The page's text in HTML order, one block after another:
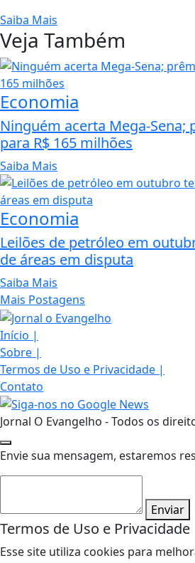
Saiba Mais
Veja Também
Economia
Ninguém acerta Mega-Sena;
para R$ 165 milhões
Saiba Mais
Economia
Leilões de petróleo em
de áreas em disputa
Saiba Mais
Mais Postagens
Início |
Sobre |
Termos de Uso e Privacidade |
Contato
Jornal O Evangelho - Todos os
Envie sua mensagem, estaremos
Enviar
Termos de Uso e Privacidade
Esse site utiliza cookies para